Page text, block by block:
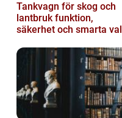
Tankvagn för skog och
lantbruk funktion,
säkerhet och smarta val